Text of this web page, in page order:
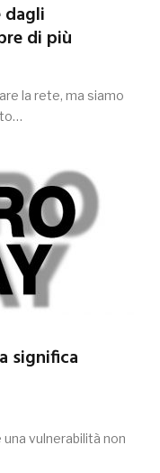
dagli
di più
la rete, ma siamo
significa
una vulnerabilità non